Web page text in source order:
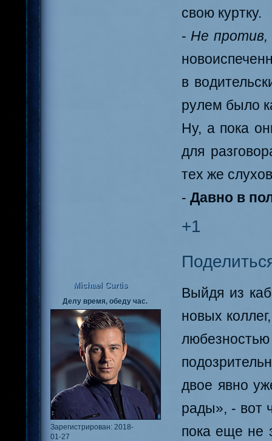
свою куртку.
- Не против,
в
рулем было
Ну, а пока
для
тех же
- Давно в
+1
Michael Curtis
Делу время, обеду час.
Зарегистрирован: 2018-
01-27
Выйдя из
новых
двое явно
рады», - вот
пока еще не